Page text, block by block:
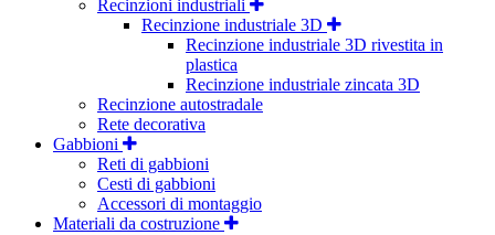
Recinzioni industriali
Recinzione industriale 3D
Recinzione industriale 3D rivestita in
plastica
Recinzione industriale zincata 3D
Recinzione autostradale
Rete decorativa
Gabbioni
Reti di gabbioni
Cesti di gabbioni
Accessori di montaggio
Materiali da costruzione